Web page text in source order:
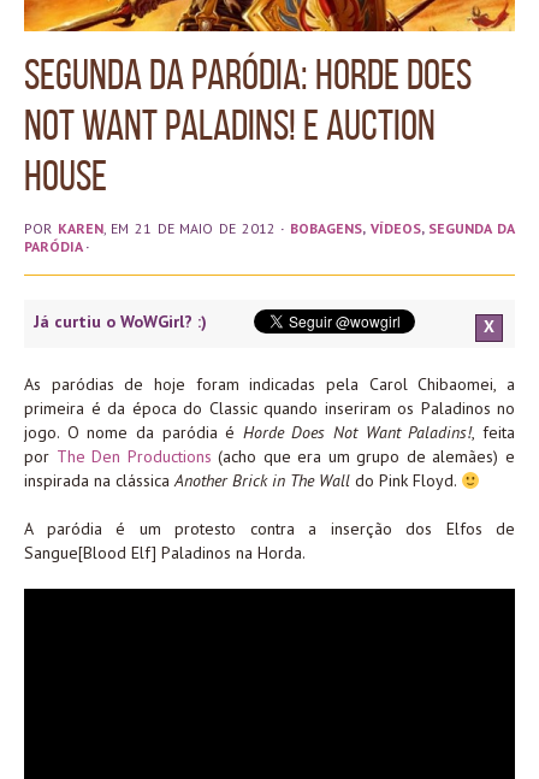
Segunda da Paródia: Horde Does
Not Want Paladins! e Auction
House
POR KAREN, EM 21 DE MAIO DE 2012 · BOBAGENS, VÍDEOS, SEGUNDA DA
PARÓDIA·
Já curtiu o WoWGirl? :) X
As paródias de hoje foram indicadas pela Carol Chibaomei, a
primeira é da época do Classic quando inseriram os Paladinos no
jogo. O nome da paródia é Horde Does Not Want Paladins!, feita
por The Den Productions (acho que era um grupo de alemães) e
inspirada na clássicaAnother Brick in The Wall do Pink Floyd.
A paródia é um protesto contra a inserção dos Elfos de
Sangue[Blood Elf] Paladinos na Horda.